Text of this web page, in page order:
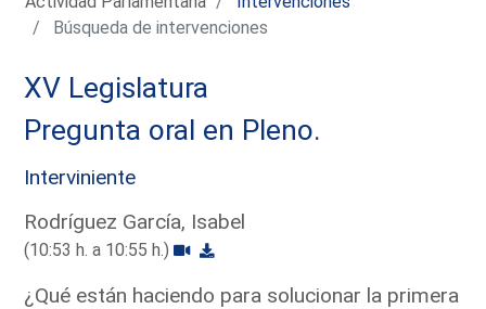
Búsqueda de intervenciones
XV Legislatura
Pregunta oral en Pleno.
Interviniente
Rodríguez García, Isabel
(10:53 h. a 10:55 h.)
¿Qué están haciendo para solucionar la primera